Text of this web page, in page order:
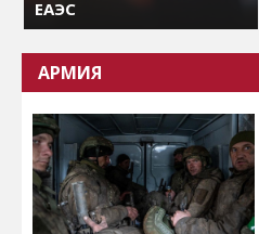
ЕАЭС
АРМИЯ